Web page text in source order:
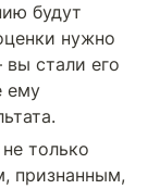
будут
нужно
вы стали его
ему
только
признанным,